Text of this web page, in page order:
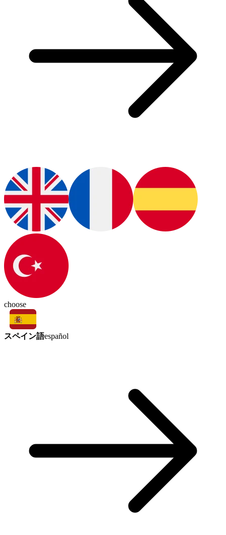
choose
スペイン語español